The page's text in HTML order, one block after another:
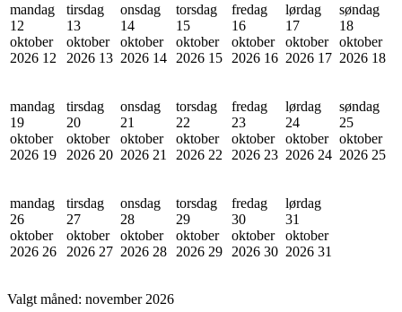
mandag
12
oktober
2026 12
tirsdag
13
oktober
2026 13
onsdag
14
oktober
2026 14
torsdag
15
oktober
2026 15
fredag
16
oktober
2026 16
lørdag
17
oktober
2026 17
søndag
18
oktober
2026 18
mandag
19
oktober
2026 19
tirsdag
20
oktober
2026 20
onsdag
21
oktober
2026 21
torsdag
22
oktober
2026 22
fredag
23
oktober
2026 23
lørdag
24
oktober
2026 24
søndag
25
oktober
2026 25
mandag
26
oktober
2026 26
tirsdag
27
oktober
2026 27
onsdag
28
oktober
2026 28
torsdag
29
oktober
2026 29
fredag
30
oktober
2026 30
lørdag
31
oktober
2026 31
Valgt måned: november 2026